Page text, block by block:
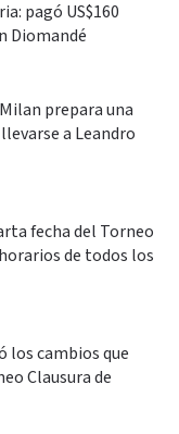
pagó US$160
Diomandé
prepara una
a Leandro
fecha del Torneo
de todos los
los cambios que
Clausura de